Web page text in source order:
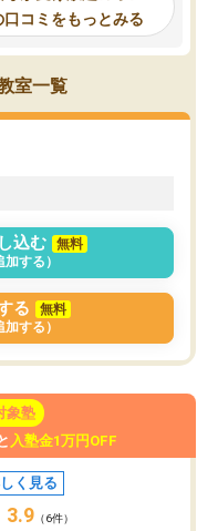
た
る
強
方
コミをもっとみる
室一覧
込む
無料
加する）
る
無料
加する）
象塾
入塾金1万円OFF
く見る
3.9 （6件）